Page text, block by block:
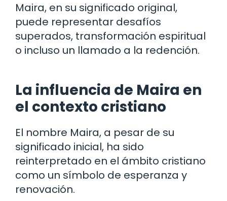
Maira, en su significado original,
puede representar desafíos
superados, transformación espiritual
o incluso un llamado a la redención.
La influencia de Maira en
el contexto cristiano
El nombre Maira, a pesar de su
significado inicial, ha sido
reinterpretado en el ámbito cristiano
como un símbolo de esperanza y
renovación.